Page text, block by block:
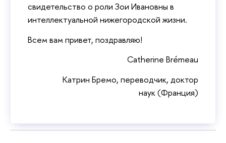
свидетельство о роли Зои Ивановны в
интеллектуальной нижегородской жизни.
Всем вам привет, поздравляю!
Catherine Brémeau
Катрин Бремо, переводчик, доктор
наук (Франция)